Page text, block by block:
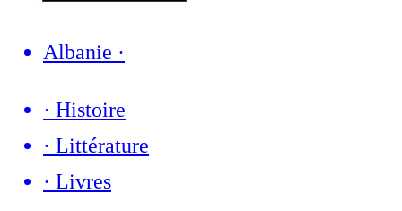
Albanie ·
· Histoire
· Littérature
· Livres